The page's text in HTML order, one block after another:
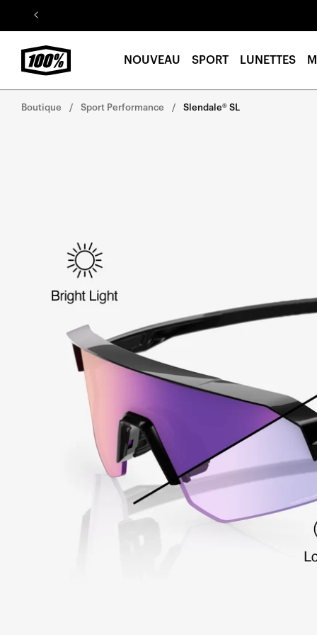
Aller au
contenu
NOUVEAU SPORT LUNETTES
Boutique Sport Performance Slendale® SL